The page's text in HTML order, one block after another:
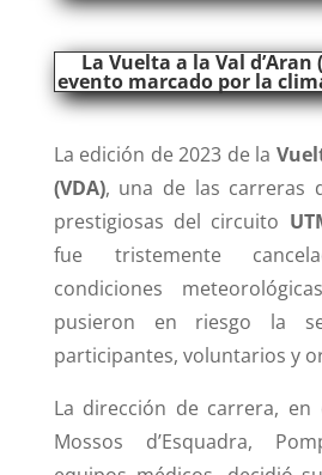
La Vuelta a la Val d’Aran
evento marcado por la
La edición de 2023 de la
(VDA), una de las carreras
prestigiosas del circuito
fue tristemente
condiciones
pusieron en riesgo la
participantes, voluntarios y
La dirección de carrera, en
Mossos d’Esquadra,